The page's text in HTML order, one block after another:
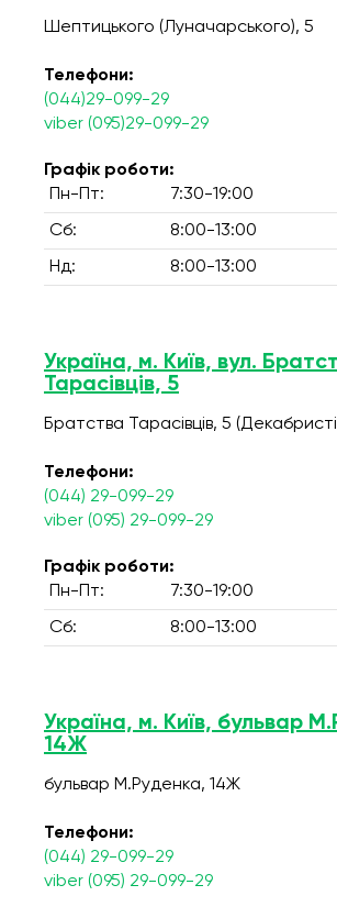
Шептицького (Луначарського), 5
Телефони:
(044)29-099-29
viber (095)29-099-29
Графік роботи:
Пн-Пт:
7:30-19:00
Сб: 8:00-13:00
Нд: 8:00-13:00
Україна, м. Київ, вул.
Тарасівців, 5
Братства Тарасівців, 5
Телефони:
(044) 29-099-29
viber (095) 29-099-29
Графік роботи:
Пн-Пт:
7:30-19:00
Сб: 8:00-13:00
Україна, м. Київ, бульвар
14Ж
бульвар М.Руденка, 14Ж
Телефони:
(044) 29-099-29
viber (095) 29-099-29